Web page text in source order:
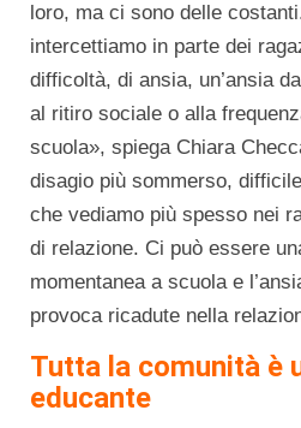
loro, ma ci sono delle
intercettiamo in parte dei
difficoltà, di ansia, un’ansia
al ritiro sociale o alla
scuola», spiega Chiara
disagio più sommerso,
che vediamo più spesso nei
di relazione. Ci può essere
momentanea a scuola e
provoca ricadute nella
Tutta la comunità è
educante